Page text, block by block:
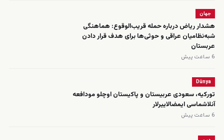
جهان
هشدار ریاض درباره حمله قریب‌الوقوع: هماهنگی
شبه‌نظامیان عراقی و حوثی‌ها برای هدف قرار دادن
عربستان
6 ساعت پیش
Dünya
تورکیه، سعودی عربیستان و پاکیستان اوچلو مودافعه
‌آنلاشماسی ایمضالاییرلار
6 ساعت پیش